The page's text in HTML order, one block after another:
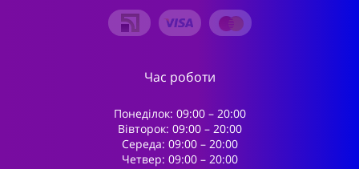
Час роботи
Понеділок: 09:00 – 20:00
Вівторок: 09:00 – 20:00
Середа: 09:00 – 20:00
Четвер: 09:00 – 20:00